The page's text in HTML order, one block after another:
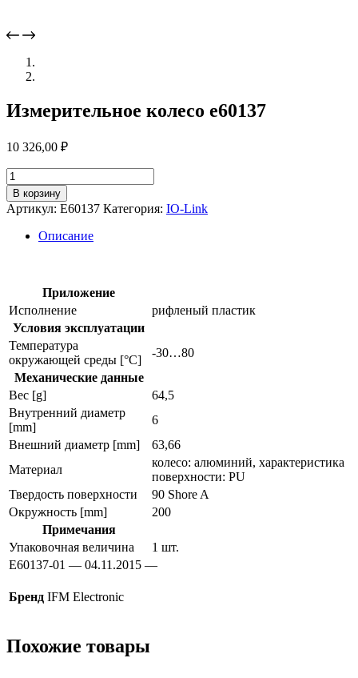
Измерительное колесо e60137
10 326,00 ₽
Количество
товара
Измерительное
колесо
e60137
В корзину
Артикул: E60137 Категория: IO-Link
Описание
Приложение
Исполнение
рифленый пластик
Условия эксплуатации
Температура
окружающей среды [°C]
-30…80
Механические данные
Вес [g]
64,5
Внутренний диаметр
[mm]
6
Внешний диаметр [mm]
63,66
Материал
колесо: алюминий, характеристика
поверхности: PU
Твердость поверхности
90 Shore A
Окружность [mm]
200
Примечания
Упаковочная величина
1 шт.
E60137-01 — 04.11.2015 —
Бренд IFM Electronic
Похожие товары